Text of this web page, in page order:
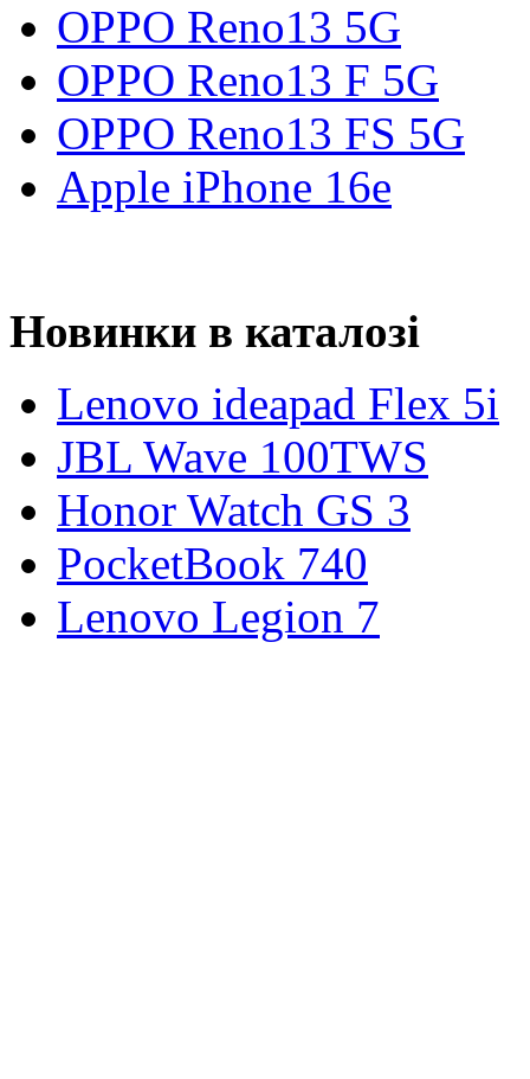
OPPO Reno13 5G
OPPO Reno13 F 5G
OPPO Reno13 FS 5G
Apple iPhone 16e
Новинки в каталозі
Lenovo ideapad Flex 5i
JBL Wave 100TWS
Honor Watch GS 3
PocketBook 740
Lenovo Legion 7